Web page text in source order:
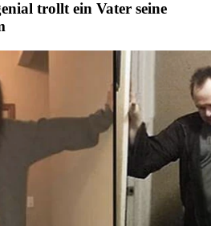
trollt ein Vater seine